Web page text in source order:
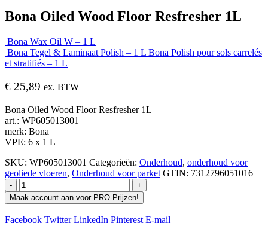
Bona Oiled Wood Floor Resfresher 1L
Bona Wax Oil W – 1 L
Bona Tegel & Laminaat Polish – 1 L Bona Polish pour sols carrelés
et stratifiés – 1 L
€ 25,89 ex. BTW
Bona Oiled Wood Floor Resfresher 1L
art.: WP605013001
merk: Bona
VPE: 6 x 1 L
SKU: WP605013001 Categorieën: Onderhoud, onderhoud voor
geoliede vloeren, Onderhoud voor parket GTIN: 7312796051016
-
+
Maak account aan voor PRO-Prijzen!
Facebook Twitter LinkedIn Pinterest E-mail